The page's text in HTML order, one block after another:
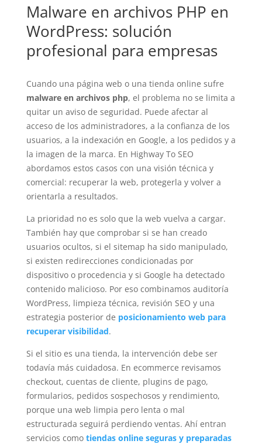
Malware en archivos PHP en
WordPress: solución
profesional para empresas
Cuando una página web o una tienda online sufre
malware en archivos php, el problema no se limita a
quitar un aviso de seguridad. Puede afectar al
acceso de los administradores, a la confianza de los
usuarios, a la indexación en Google, a los pedidos y a
la imagen de la marca. En Highway To SEO
abordamos estos casos con una visión técnica y
comercial: recuperar la web, protegerla y volver a
orientarla a resultados.
La prioridad no es solo que la web vuelva a cargar.
También hay que comprobar si se han creado
usuarios ocultos, si el sitemap ha sido manipulado,
si existen redirecciones condicionadas por
dispositivo o procedencia y si Google ha detectado
contenido malicioso. Por eso combinamos auditoría
WordPress, limpieza técnica, revisión SEO y una
estrategia posterior de posicionamiento web para
recuperar visibilidad.
Si el sitio es una tienda, la intervención debe ser
todavía más cuidadosa. En ecommerce revisamos
checkout, cuentas de cliente, plugins de pago,
formularios, pedidos sospechosos y rendimiento,
porque una web limpia pero lenta o mal
estructurada seguirá perdiendo ventas. Ahí entran
servicios como tiendas online seguras y preparadas